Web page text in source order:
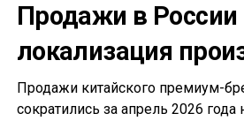
Продажи в России
локализация
Продажи китайского премиум-
сократились за апрель 2026 года